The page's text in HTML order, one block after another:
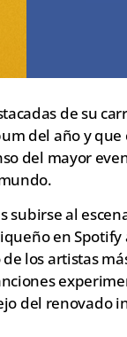
de su
del año y
del mayor
subirse al
en
los artistas
del renovado